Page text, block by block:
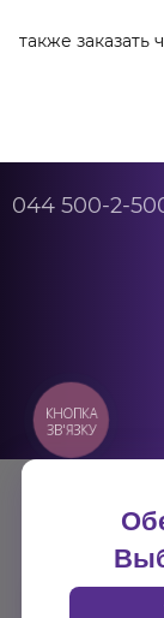
также заказать
044 500-2-
КНОПКА
ЗВ'ЯЗКУ